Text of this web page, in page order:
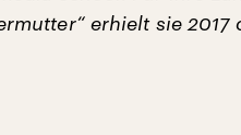
erhielt sie